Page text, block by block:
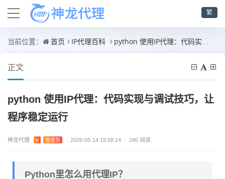
繁
当前位置： 首页 IP代理百科 python 使用IP代理：代码实现与调试技巧，让程序稳定运行
正文
python 使用IP代理：代码实现与调试技巧，让
程序稳定运行
神龙代理 V 管理员 / 2026-05-14 15:58:14 / 240 阅读
Python里怎么用代理IP？